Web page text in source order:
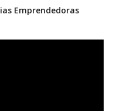
Emprendedoras